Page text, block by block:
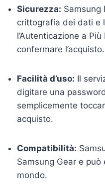
Sicurezza: Samsung
crittografia dei dati e
l’Autenticazione a
confermare l’acquisto.
Facilità d’uso: Il
digitare una
semplicemente
acquisto.
Compatibilità:
Samsung Gear e
mondo.